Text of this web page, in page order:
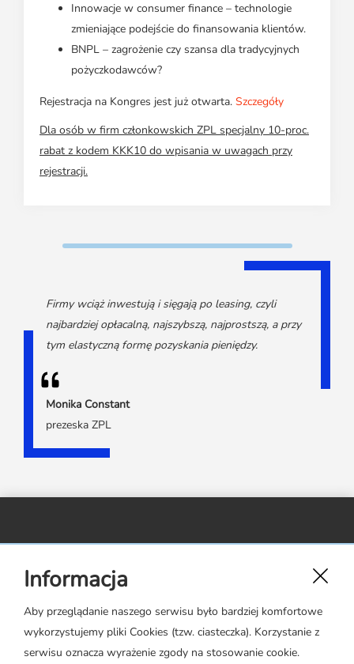
Informacja
Aby przeglądanie naszego serwisu było bardziej komfortowe
wykorzystujemy pliki Cookies (tzw. ciasteczka). Korzystanie z
serwisu oznacza wyrażenie zgody na stosowanie cookie.
Innowacje w consumer finance – technologie
zmieniające podejście do finansowania klientów.
BNPL – zagrożenie czy szansa dla tradycyjnych
pożyczkodawców?
Rejestracja na Kongres jest już otwarta. Szczegóły
Dla osób w firm członkowskich ZPL specjalny 10-proc.
rabat z kodem KKK10 do wpisania w uwagach przy
rejestracji.
Firmy wciąż inwestują i sięgają po leasing, czyli
najbardziej opłacalną, najszybszą, najprostszą, a przy
tym elastyczną formę pozyskania pieniędzy.
Monika Constant
prezeska ZPL
ul. Rejtana 17 lok. 22,
02-516 Warszawa
zpl@leasing.org.pl